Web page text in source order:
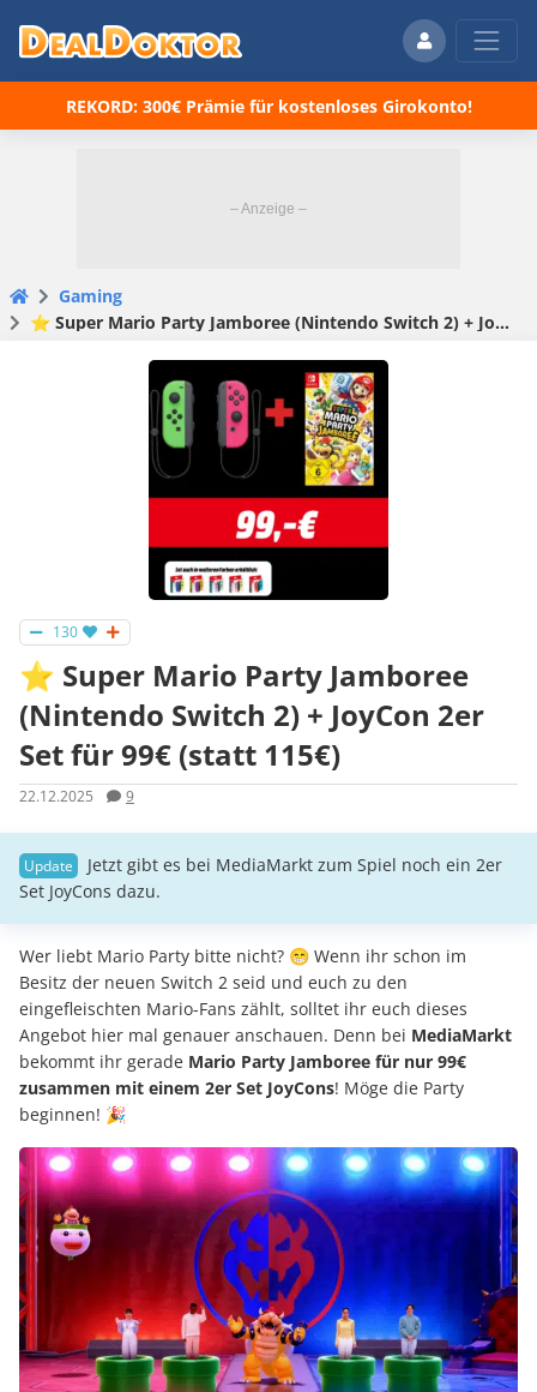
REKORD: 300€ Prämie für kostenloses Girokonto!
Gaming
⭐️ Super Mario Party Jamboree (Nintendo Switch 2) + JoyCon 2er Set für 99€ (statt 115€)
130
⭐️ Super Mario Party Jamboree
(Nintendo Switch 2) + JoyCon 2er
Set für 99€ (statt 115€)
22.12.2025 9
Jetzt gibt es bei MediaMarkt zum Spiel noch ein 2er
Set JoyCons dazu.
Wer liebt Mario Party bitte nicht? 😁 Wenn ihr schon im
Besitz der neuen Switch 2 seid und euch zu den
eingefleischten Mario-Fans zählt, solltet ihr euch dieses
Angebot hier mal genauer anschauen. Denn bei MediaMarkt
bekommt ihr gerade Mario Party Jamboree für nur 99€
zusammen mit einem 2er Set JoyCons! Möge die Party
beginnen! 🎉